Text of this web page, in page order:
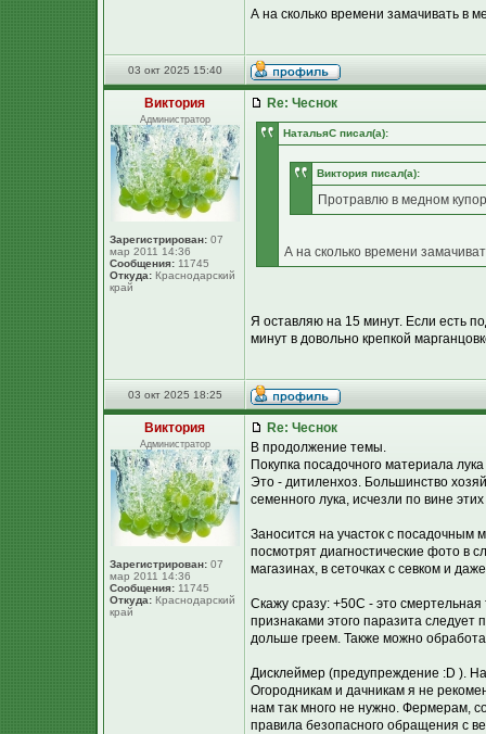
А на сколько времени замачивать в
03 окт 2025 15:40
Виктория
Администратор
Зарегистрирован: 07
мар 2011 14:36
Сообщения: 11745
Откуда: Краснодарский
край
Re: Чеснок
НатальяС писал(а):
Виктория писал(а):
Протравлю в медном
А на сколько времени
Я оставляю на 15 минут. Если есть
минут в довольно крепкой
03 окт 2025 18:25
Виктория
Администратор
Зарегистрирован: 07
мар 2011 14:36
Сообщения: 11745
Откуда: Краснодарский
край
Re: Чеснок
В продолжение темы.
Покупка посадочного материала
Это - дитиленхоз. Большинство
семенного лука, исчезли по вине
Заносится на участок с посадочным
посмотрят диагностические фото в
магазинах, в сеточках с севком и
Скажу сразу: +50С - это
признаками этого паразита следует
дольше греем. Также можно
Дисклеймер (предупреждение :D ).
Огородникам и дачникам я не
нам так много не нужно. Фермерам,
правила безопасного обращения с